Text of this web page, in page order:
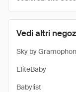
Vedi altri
Sky by
EliteBaby
Babylist